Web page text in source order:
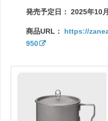
発売予定日： 2025年10
商品URL： https://
950